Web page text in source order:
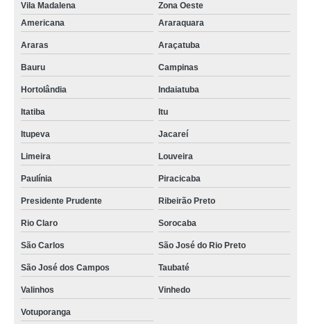
Vila Madalena
Zona Oeste
Americana
Araraquara
Araras Araçatuba
Bauru Campinas
Hortolândia Indaiatuba
Itatiba Itu
Itupeva Jacareí
Limeira Louveira
Paulínia Piracicaba
Presidente Prudente Ribeirão Preto
Rio Claro Sorocaba
São Carlos São José do Rio Preto
São José dos Campos Taubaté
Valinhos Vinhedo
Votuporanga